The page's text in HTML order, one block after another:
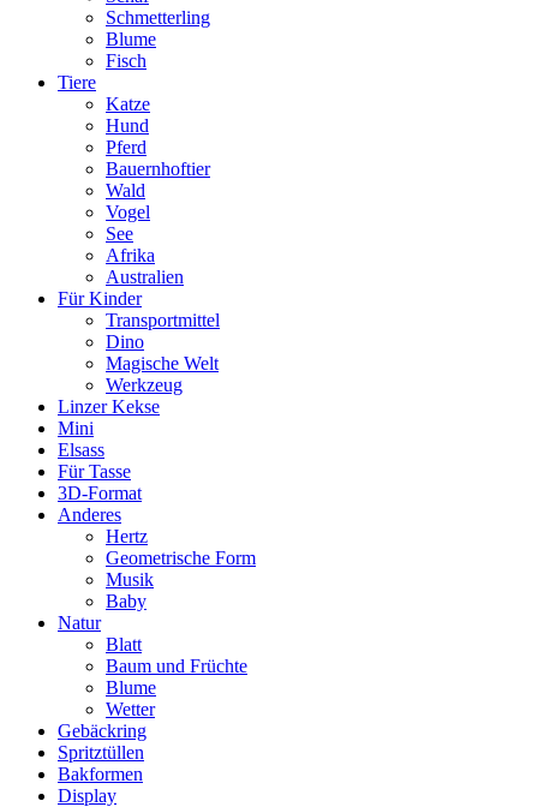
Schmetterling
Blume
Fisch
Tiere
Katze
Hund
Pferd
Bauernhoftier
Wald
Vogel
See
Afrika
Australien
Für Kinder
Transportmittel
Dino
Magische Welt
Werkzeug
Linzer Kekse
Mini
Elsass
Für Tasse
3D-Format
Anderes
Hertz
Geometrische Form
Musik
Baby
Natur
Blatt
Baum und Früchte
Blume
Wetter
Gebäckring
Spritztüllen
Bakformen
Display